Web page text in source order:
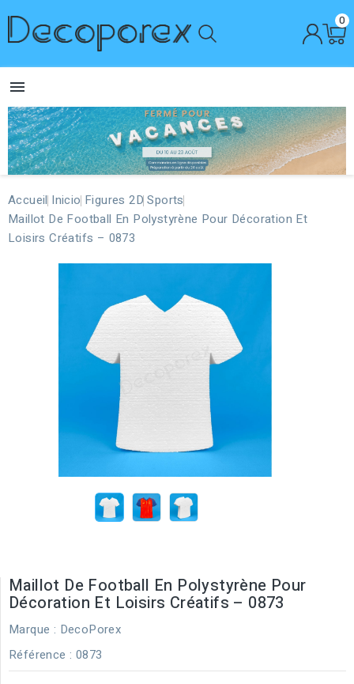
0

Accueil Inicio Figures 2D Sports
Maillot De Football En Polystyrène Pour Décoration Et
Loisirs Créatifs – 0873
Maillot De Football En Polystyrène Pour
Décoration Et Loisirs Créatifs – 0873
Marque : DecoPorex
Référence : 0873